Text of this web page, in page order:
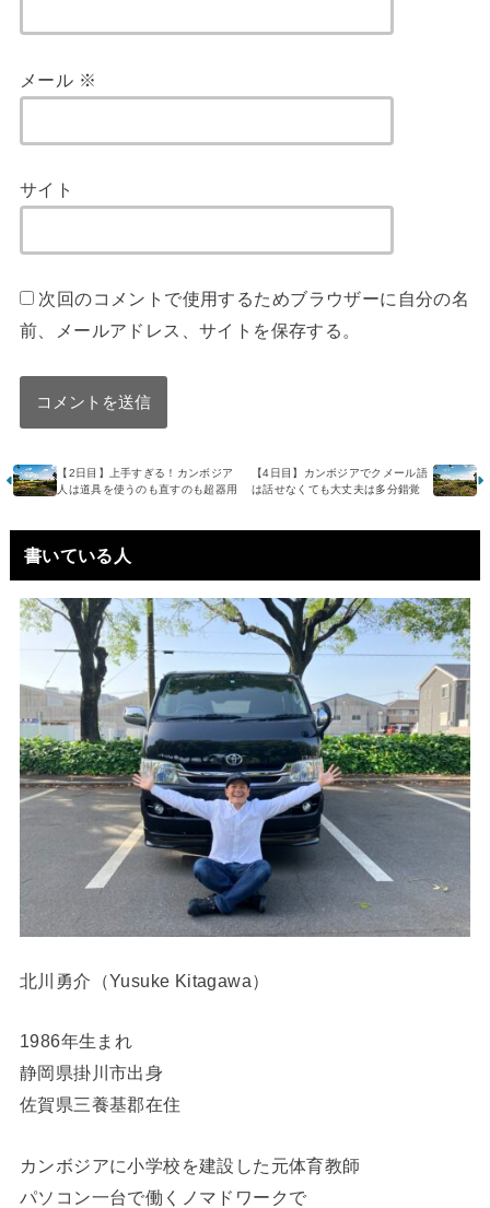
メール ※
サイト
次回のコメントで使用するためブラウザーに自分の名
前、メールアドレス、サイトを保存する。
【4日目】カンボジアでクメール語
は話せなくても大丈夫は多分錯覚
【2日目】上手すぎる！カンボジア
人は道具を使うのも直すのも超器用
書いている人
北川勇介（Yusuke Kitagawa）
1986年生まれ
静岡県掛川市出身
佐賀県三養基郡在住
カンボジアに小学校を建設した元体育教師
パソコン一台で働くノマドワークで